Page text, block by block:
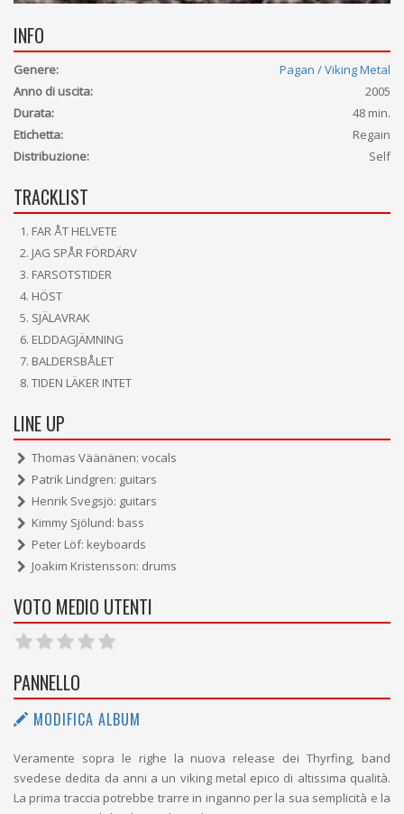
INFO
Genere:
Pagan / Viking Metal
Anno di uscita:
2005
Durata:
48 min.
Etichetta:
Regain
Distribuzione:
Self
TRACKLIST
FAR ÅT HELVETE
JAG SPÅR FÖRDÄRV
FARSOTSTIDER
HÖST
SJÄLAVRAK
ELDDAGJÄMNING
BALDERSBÅLET
TIDEN LÄKER INTET
LINE UP
Thomas Väänänen: vocals
Patrik Lindgren: guitars
Henrik Svegsjö: guitars
Kimmy Sjölund: bass
Peter Löf: keyboards
Joakim Kristensson: drums
VOTO MEDIO UTENTI
PANNELLO
MODIFICA ALBUM
Veramente sopra le righe la nuova release dei Thyrfing, band
svedese dedita da anni a un viking metal epico di altissima qualità.
La prima traccia potrebbe trarre in inganno per la sua semplicità e la